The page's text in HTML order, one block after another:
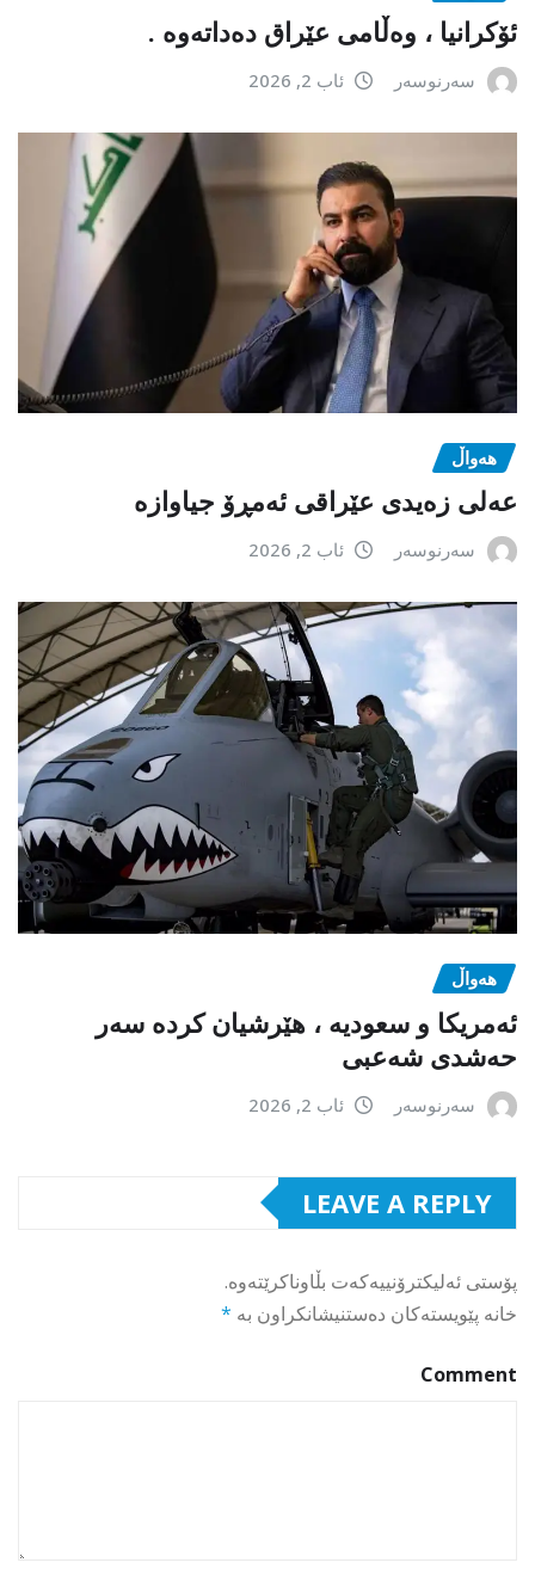
ئۆکرانیا ، وەڵامی عێراق دەداتەوە .
سەرنوسەر ئاب 2, 2026
هەواڵ
عەلی زەیدی عێراقی ئەمڕۆ جیاوازە
سەرنوسەر ئاب 2, 2026
هەواڵ
ئەمریکا و سعودیە ، هێرشیان کردە سەر
حەشدی شەعبی
سەرنوسەر ئاب 2, 2026
LEAVE A REPLY
پۆستی ئەلیکترۆنییەکەت بڵاوناکرێتەوە.
خانە پێویستەکان دەستنیشانکراون بە *
Comment